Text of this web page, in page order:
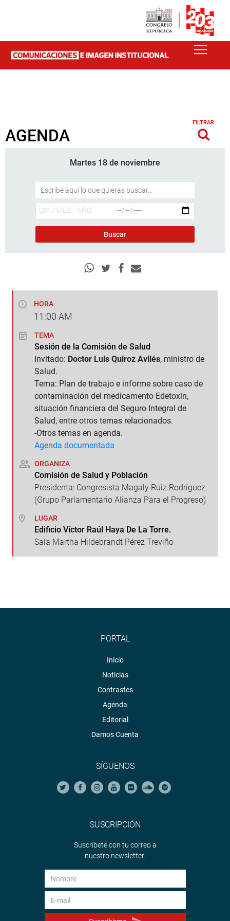
AGENDA
FILTRAR
Martes 18 de noviembre
HORA
11:00 AM
TEMA
Sesión de la Comisión de Salud
Invitado: Doctor Luis Quiroz Avilés, ministro de
Salud.
Tema: Plan de trabajo e informe sobre caso de
contaminación del medicamento Edetoxin,
situación financiera del Seguro Integral de
Salud, entre otros temas relacionados.
-Otros temas en agenda.
Agenda documentada
ORGANIZA
Comisión de Salud y Población
Presidenta: Congresista Magaly Ruiz Rodríguez
(Grupo Parlamentario Alianza Para el Progreso)
LUGAR
Edificio Víctor Raúl Haya De La Torre.
Sala Martha Hildebrandt Pérez Treviño
PORTAL
Inicio
Noticias
Contrastes
Agenda
Editorial
Damos Cuenta
SÍGUENOS
SUSCRIPCIÓN
Suscríbete con tu correo a
nuestro newsletter.